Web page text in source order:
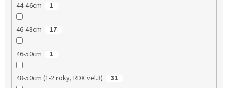
44-46cm 1
46-48cm 17
46-50cm 1
48-50cm (1-2 roky, RDX vel.3) 31